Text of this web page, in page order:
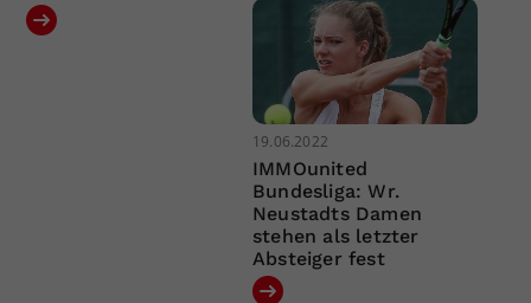
19.06.2022
IMMOunited
Bundesliga: Wr.
Neustadts Damen
stehen als letzter
Absteiger fest